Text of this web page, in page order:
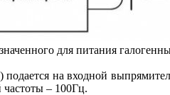
для питания
на входной
– 100Гц.